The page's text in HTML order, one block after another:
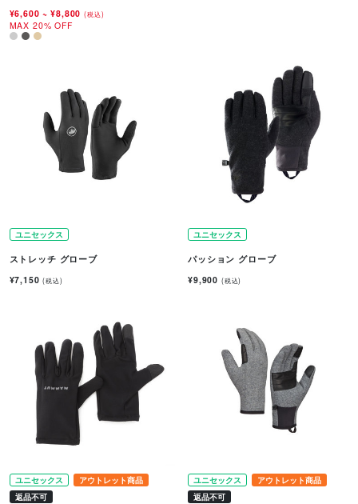
¥6,600~ ¥8,800(税込)
MAX 20% OFF
ユニセックス
ストレッチ グローブ
¥7,150(税込)
ユニセックス
パッション グローブ
¥9,900 (税込)
ユニセックス
アウトレット商品
返品不可
ユニセックス
アウトレット商品
返品不可